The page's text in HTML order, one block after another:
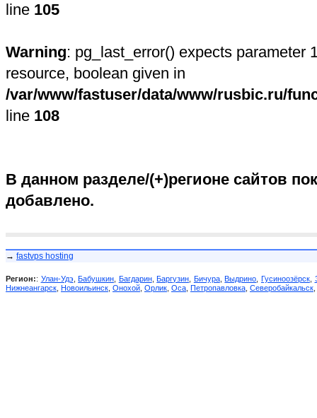
line 105
Warning: pg_last_error() expects parameter
resource, boolean given in
/var/www/fastuser/data/www/rusbic.ru/
line 108
В данном разделе/(+)регионе сайтов
добавлено.
→ fastvps hosting
Регион:: Улан-Удэ ,Бабушкин Багдарин,Баргузин Бичура,Выдрино Гусиноозёрск,
Нижнеангарск Новоильинск Онохой Орлик Оса Петропавловка Северобайкальск